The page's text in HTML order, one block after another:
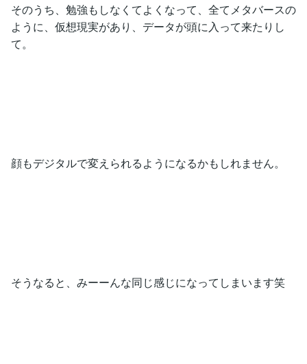
そのうち、勉強もしなくてよくなって、全てメタバースの
ように、仮想現実があり、データが頭に入って来たりし
て。
顔もデジタルで変えられるようになるかもしれません。
そうなると、みーーんな同じ感じになってしまいます笑